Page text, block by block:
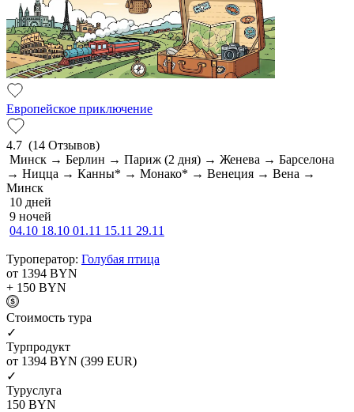
Европейское приключение
4.7 (14 Отзывов)
Минск → Берлин → Париж (2 дня) → Женева → Барселона
→ Ницца → Канны* → Монако* → Венеция → Вена →
Минск
10 дней
9 ночей
04.10 18.10 01.11 15.11 29.11
Туроператор: Голубая птица
от 1394 BYN
+ 150 BYN
Cтоимость тура
✓
Турпродукт
от 1394 BYN (399 EUR)
✓
Туруслуга
150 BYN